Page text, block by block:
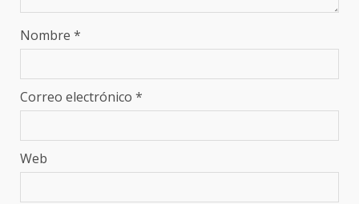
Nombre *
Correo electrónico *
Web